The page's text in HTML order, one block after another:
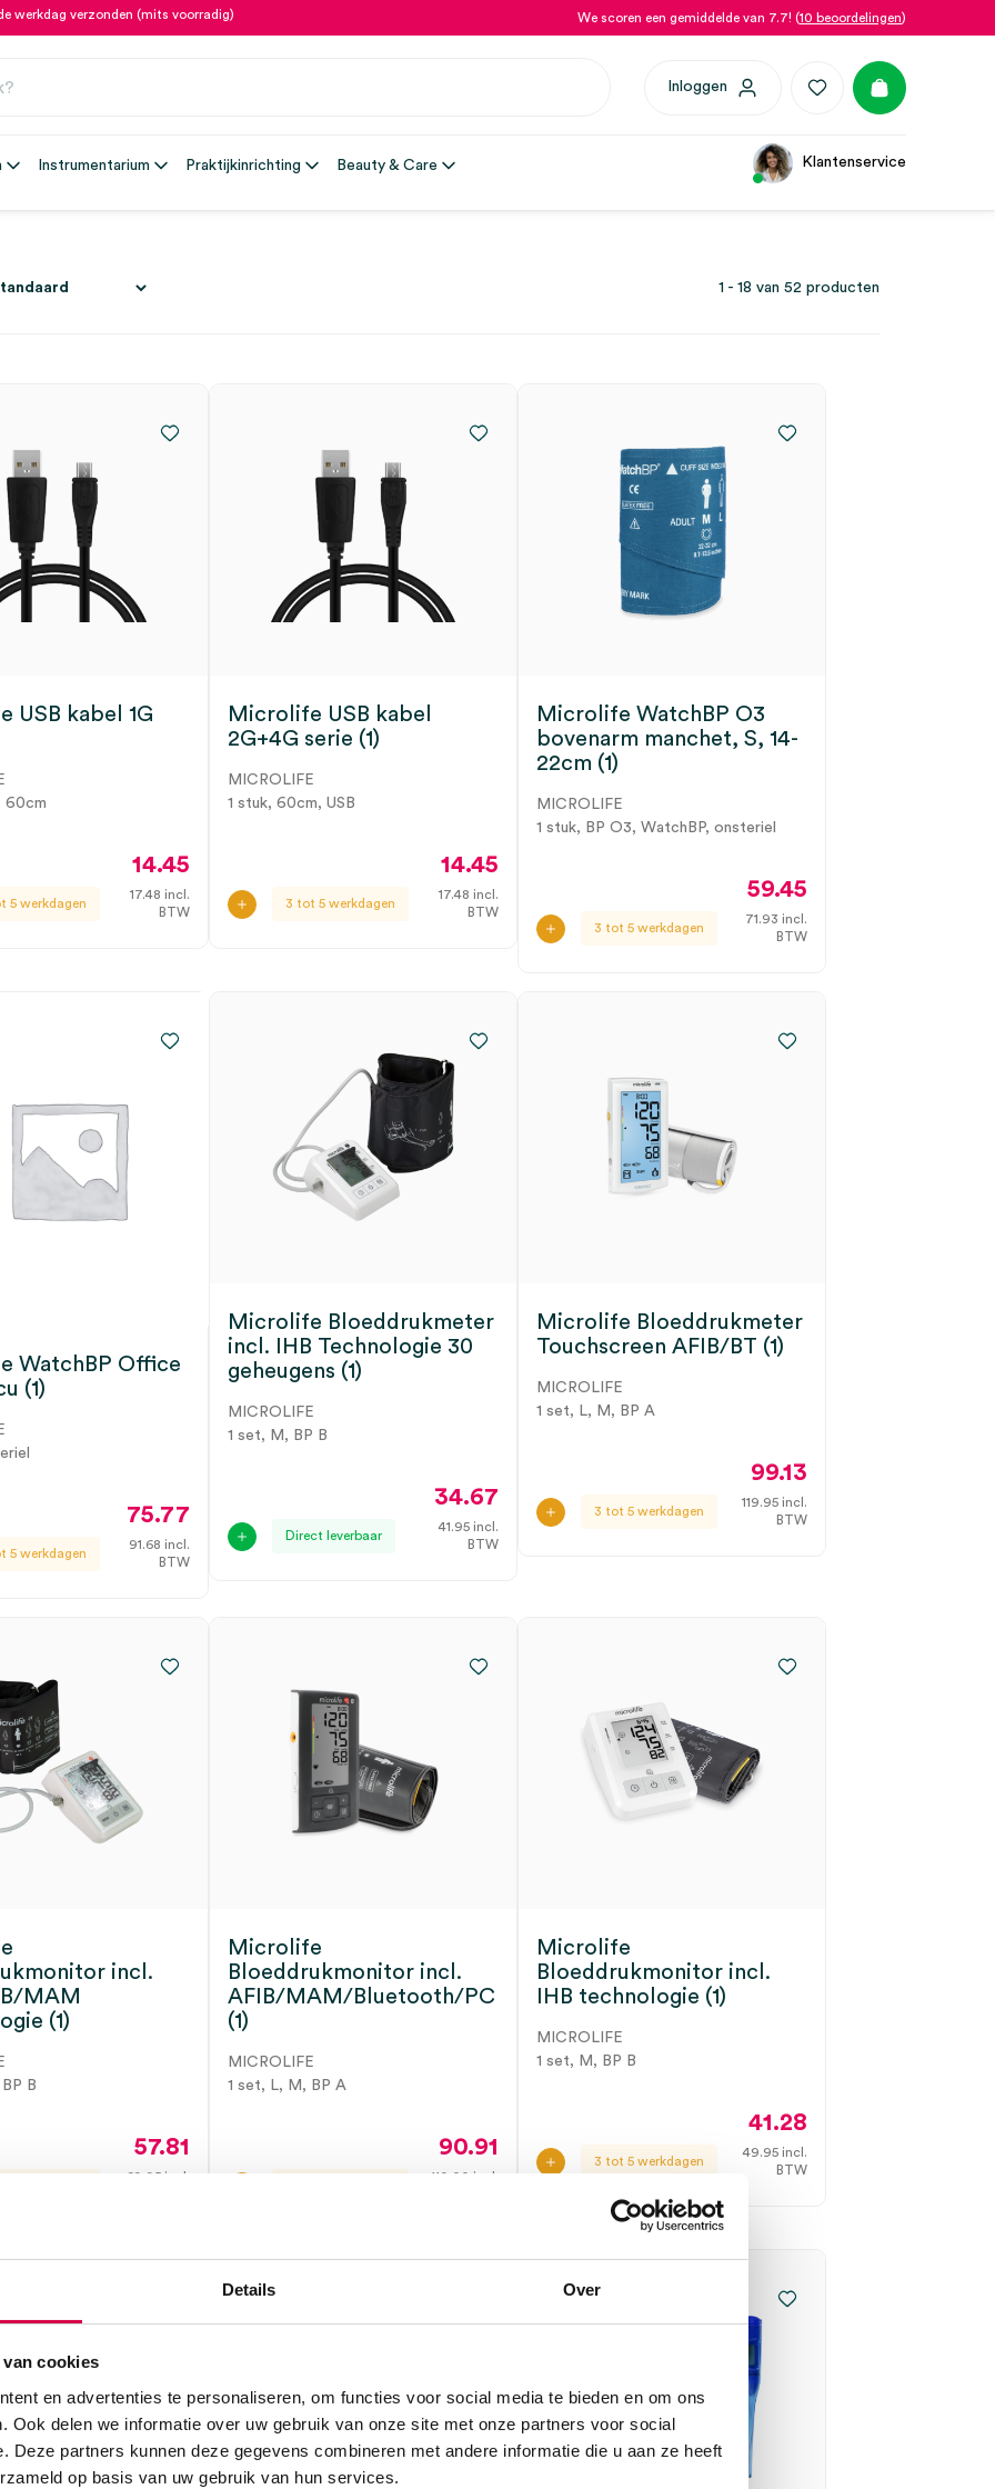
Details Over
cookies
en advertenties te personaliseren, om functies voor social media te bieden en om ons
Ook delen we informatie over uw gebruik van onze site met onze partners voor social
Deze partners kunnen deze gegevens combineren met andere informatie die u aan ze heeft
op basis van uw gebruik van hun services.
werkdag verzonden (mits voorradig) We scoren een gemiddelde van 7.7! (10 beoordelingen)
Inloggen
Instrumentarium Praktijkinrichting Beauty & Care Klantenservice
1 - 18 van 52 producten
USB kabel 1G
60cm
5 werkdagen
14.45
17.48 incl.
BTW
Microlife USB kabel
2G+4G serie (1)
MICROLIFE
1 stuk, 60cm, USB
3 tot 5 werkdagen
14.45
17.48 incl.
BTW
Microlife WatchBP O3
bovenarm manchet, S, 14-
22cm (1)
MICROLIFE
1 stuk, BP O3, WatchBP, onsteriel
3 tot 5 werkdagen
59.45
71.93 incl.
BTW
WatchBP Office
(1)
5 werkdagen
75.77
91.68 incl.
BTW
Microlife Bloeddrukmeter
incl. IHB Technologie 30
geheugens (1)
MICROLIFE
1 set, M, BP B
Direct leverbaar
34.67
41.95 incl.
BTW
Microlife Bloeddrukmeter
Touchscreen AFIB/BT (1)
MICROLIFE
1 set, L, M, BP A
3 tot 5 werkdagen
99.13
119.95 incl.
BTW
incl.
MAM
(1)
B
57.81
69.95 incl.
Microlife
Bloeddrukmonitor incl.
AFIB/MAM/Bluetooth/PC
(1)
MICROLIFE
1 set, L, M, BP A
90.91
110.00 incl.
Microlife
Bloeddrukmonitor incl.
IHB technologie (1)
MICROLIFE
1 set, M, BP B
3 tot 5 werkdagen
41.28
49.95 incl.
BTW